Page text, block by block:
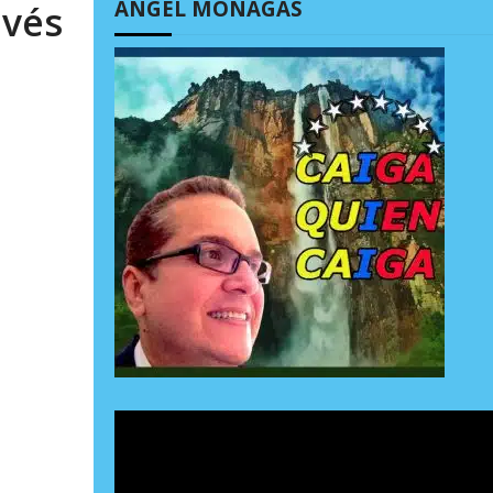
ÁNGEL MONAGAS